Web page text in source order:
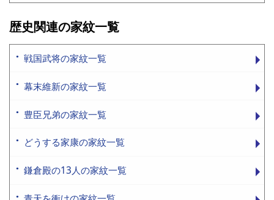
歴史関連の家紋一覧
戦国武将の家紋一覧
幕末維新の家紋一覧
豊臣兄弟の家紋一覧
どうする家康の家紋一覧
鎌倉殿の13人の家紋一覧